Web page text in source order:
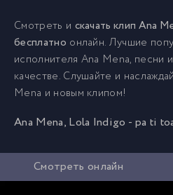
Смотреть и скачать клип Ana
бесплатно онлайн. Лучшие
исполнителя Ana Mena, песни
качестве. Слушайте и
Mena и новым клипом!
Ana Mena, Lola Indigo - pa ti
Смотреть онлайн